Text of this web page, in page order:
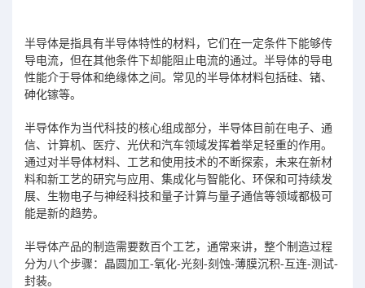
半导体是指具有半导体特性的材料，它们在一定条件下能够传
导电流，但在其他条件下却能阻止电流的通过。半导体的导电
性能介于导体和绝缘体之间。常见的半导体材料包括硅、锗、
砷化镓等。
半导体作为当代科技的核心组成部分，半导体目前在电子、通
信、计算机、医疗、光伏和汽车领域发挥着举足轻重的作用。
通过对半导体材料、工艺和使用技术的不断探索，未来在新材
料和新工艺的研究与应用、集成化与智能化、环保和可持续发
展、生物电子与神经科技和量子计算与量子通信等领域都极可
能是新的趋势。
半导体产品的制造需要数百个工艺，通常来讲，整个制造过程
分为八个步骤：晶圆加工-氧化-光刻-刻蚀-薄膜沉积-互连-测试-
封装。